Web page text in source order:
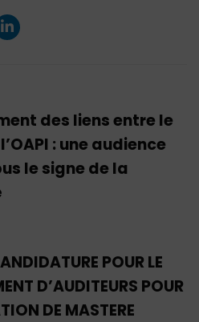
des liens entre le
: une audience
le signe de la
POUR LE
D’AUDITEURS POUR
DE MASTERE